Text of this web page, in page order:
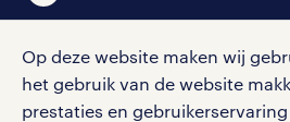
Op deze website maken wij
het gebruik van de website
prestaties en
social media